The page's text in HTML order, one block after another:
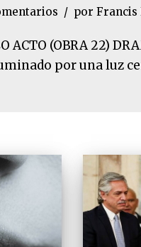
por Francis
ACTO (OBRA 22)
por una luz